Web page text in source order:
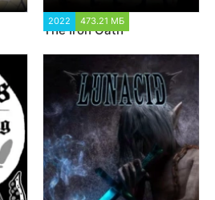
2022 473.21 МБ
The Iron Oath